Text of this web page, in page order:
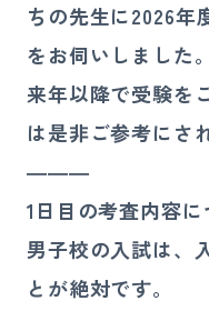
ちの先生に2026年
をお伺いしました。
来年以降で受験を
は是非ご参考にさ
―――
1日目の考査内容に
男子校の入試は、
とが絶対です。